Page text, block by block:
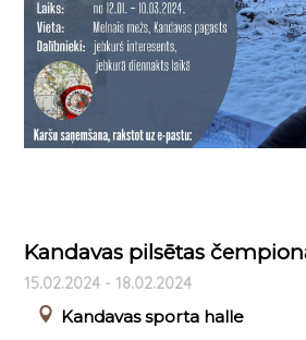
Kandavas pilsētas
15.02.2024 - 18.02.2024
Kandavas sporta halle